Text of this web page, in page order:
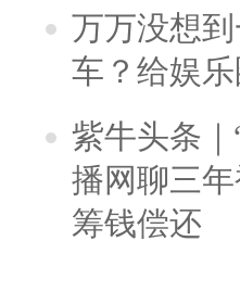
万万没想
车？给娱
紫牛头条｜
播网聊三
筹钱偿还